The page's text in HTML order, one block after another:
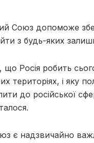
Союз допоможе
з будь-яких
Росія робить
територіях, і яку
до російської
є надзвичайно